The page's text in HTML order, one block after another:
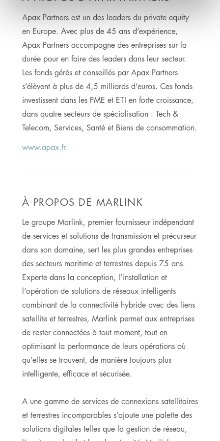
Apax Partners est un des leaders du private equity
en Europe. Avec plus de 45 ans d’expérience,
Apax Partners accompagne des entreprises sur la
durée pour en faire des leaders dans leur secteur.
Les fonds gérés et conseillés par Apax Partners
s’élèvent à plus de 4,5 milliards d’euros. Ces fonds
investissent dans les PME et ETI en forte croissance,
dans quatre secteurs de spécialisation : Tech &
Telecom, Services, Santé et Biens de consommation.
www.apax.fr
À PROPOS DE MARLINK
Le groupe Marlink, premier fournisseur indépendant
de services et solutions de transmission et précurseur
dans son domaine, sert les plus grandes entreprises
des secteurs maritime et terrestres depuis 75 ans.
Experte dans la conception, l’installation et
l’opération de solutions de réseaux intelligents
combinant de la connectivité hybride avec des liens
satellite et terrestres, Marlink permet aux entreprises
de rester connectées à tout moment, tout en
optimisant la performance de leurs opérations où
qu’elles se trouvent, de manière toujours plus
intelligente, efficace et sécurisée.
A une gamme de services de connexions satellitaires
et terrestres incomparables s’ajoute une palette des
solutions digitales telles que la gestion de réseau,